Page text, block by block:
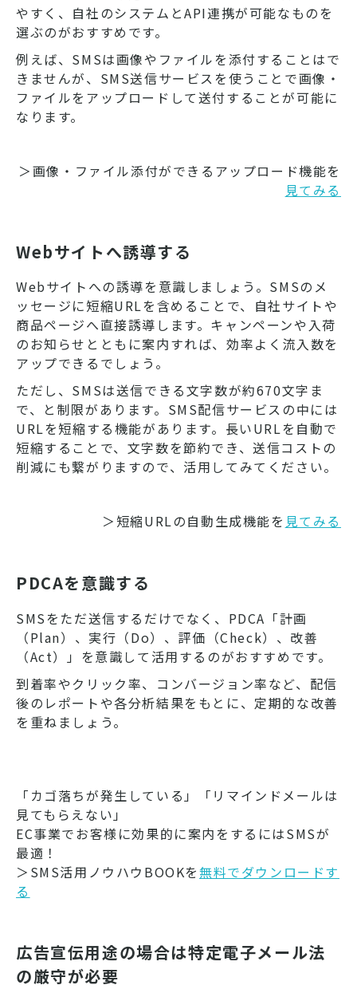
やすく、自社のシステムとAPI連携が可能なものを
選ぶのがおすすめです。
例えば、SMSは画像やファイルを添付することはで
きませんが、SMS送信サービスを使うことで画像・
ファイルをアップロードして送付することが可能に
なります。
＞画像・ファイル添付ができるアップロード機能を
見てみる
Webサイトへ誘導する
Webサイトへの誘導を意識しましょう。SMSのメ
ッセージに短縮URLを含めることで、自社サイトや
商品ページへ直接誘導します。キャンペーンや入荷
のお知らせとともに案内すれば、効率よく流入数を
アップできるでしょう。
ただし、SMSは送信できる文字数が約670文字ま
で、と制限があります。SMS配信サービスの中には
URLを短縮する機能があります。長いURLを自動で
短縮することで、文字数を節約でき、送信コストの
削減にも繋がりますので、活用してみてください。
＞短縮URLの自動生成機能を 見てみる
PDCAを意識する
SMSをただ送信するだけでなく、PDCA「計画
（Plan）、実行（Do）、評価（Check）、改善
（Act）」を意識して活用するのがおすすめです。
到着率やクリック率、コンバージョン率など、配信
後のレポートや各分析結果をもとに、定期的な改善
を重ねましょう。
「カゴ落ちが発生している」「リマインドメールは
見てもらえない」
EC事業でお客様に効果的に案内をするにはSMSが
最適！
＞SMS活用ノウハウBOOKを無料でダウンロードす
る
広告宣伝用途の場合は特定電子メール法
の厳守が必要